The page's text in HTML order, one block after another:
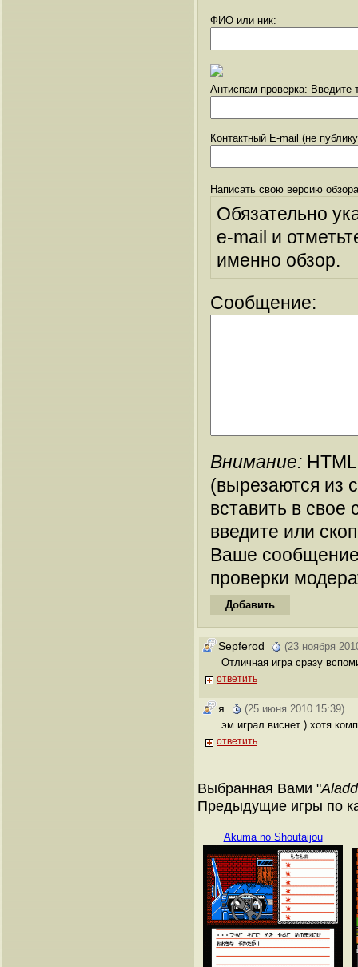
ФИО или ник:
Антиспам проверка: Введите
Контактный E-mail (не
Написать свою версию
Обязательно
e-mail и
именно обзор.
Сообщение:
Внимание:
(вырезаются из
вставить в
введите или
Ваше
проверки
Sepferod
(23 ноября
Отличная игра сразу
ответить
я
(25 июня 2010 15:39)
эм играл виснет ) хотя
ответить
Выбранная Вами "
Предыдущие игры по
Akuma no Shoutaijou